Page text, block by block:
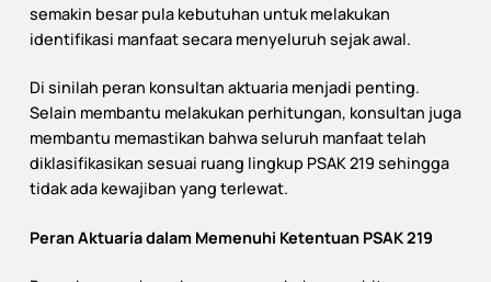
semakin besar pula kebutuhan untuk melakukan
identifikasi manfaat secara menyeluruh sejak awal.
Di sinilah peran konsultan aktuaria menjadi penting.
Selain membantu melakukan perhitungan, konsultan juga
membantu memastikan bahwa seluruh manfaat telah
diklasifikasikan sesuai ruang lingkup PSAK 219 sehingga
tidak ada kewajiban yang terlewat.
Peran Aktuaria dalam Memenuhi Ketentuan PSAK 219